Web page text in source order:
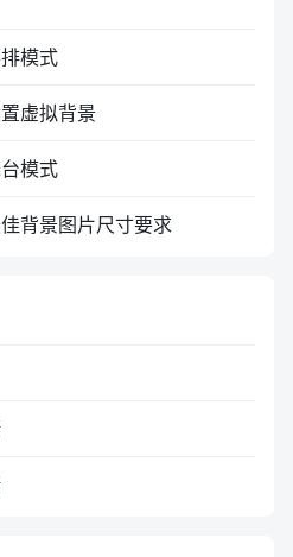
模式
虚拟背景
模式
背景图片尺寸要求